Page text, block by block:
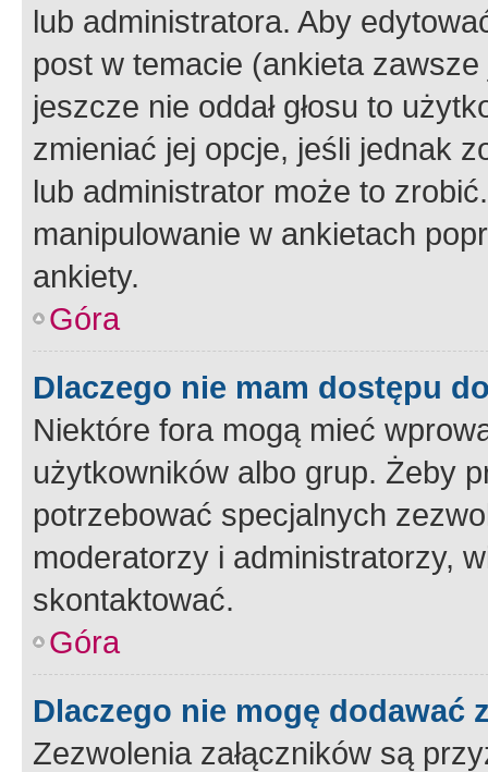
lub administratora. Aby
post w temacie (ankieta
jeszcze nie oddał głosu to
zmieniać jej opcje, jeśli jednak
lub administrator może to
manipulowanie w ankietach
ankiety.
Góra
Dlaczego nie mam dostępu
Niektóre fora mogą mieć
użytkowników albo grup. Żeby
potrzebować specjalnych
moderatorzy i administratorzy,
skontaktować.
Góra
Dlaczego nie mogę dodawać
Zezwolenia załączników są